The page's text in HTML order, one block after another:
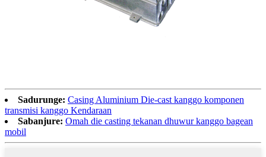
Sadurunge: Casing Aluminium Die-cast kanggo komponen
transmisi kanggo Kendaraan
Sabanjure: Omah die casting tekanan dhuwur kanggo bagean
mobil